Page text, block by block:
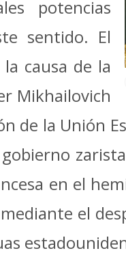
potencias
sentido. El
causa de la
Mikhailovich
de la Unión
en el
el